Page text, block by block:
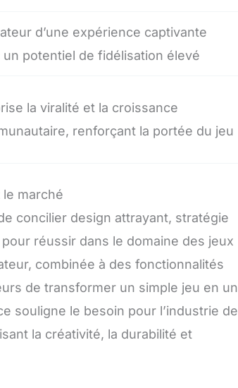
d’une expérience captivante
un potentiel de fidélisation élevé
la viralité et la croissance
renforçant la portée du jeu
marché
concilier design attrayant, stratégie
réussir dans le domaine des jeux
combinée à des fonctionnalités
de transformer un simple jeu en un
souligne le besoin pour l’industrie de
la créativité, la durabilité et